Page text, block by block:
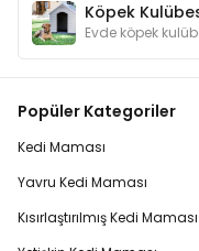
Popüler Kategoriler
Kedi Maması
Yavru Kedi Maması
Kısırlaştırılmış Kedi Maması